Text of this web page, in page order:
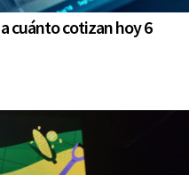
cuánto cotizan hoy 6